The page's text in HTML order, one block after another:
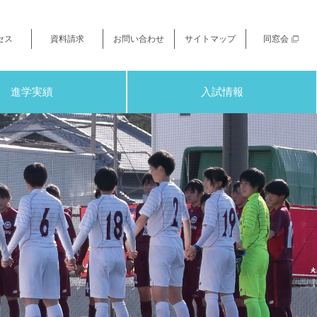
ス 資料請求 お問い合わせ サイトマップ 同窓会
進学実績 入試情報